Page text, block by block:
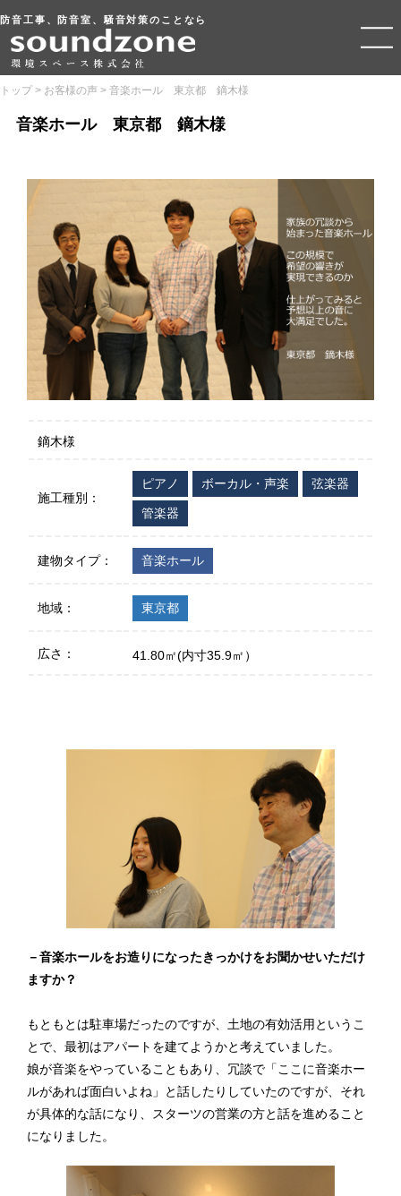
防音工事、防音室、騒音対策のことなら
トップ > お客様の声 > 音楽ホール 東京都 鏑木様
音楽ホール 東京都 鏑木様
鏑木様
施工種別：
ピアノ ボーカル・声楽 弦楽器
管楽器
建物タイプ： 音楽ホール
地域： 東京都
広さ： 41.80㎡(内寸35.9㎡）
－音楽ホールをお造りになったきっかけをお聞かせいただけ
ますか？
もともとは駐車場だったのですが、土地の有効活用というこ
とで、最初はアパートを建てようかと考えていました。
娘が音楽をやっていることもあり、冗談で「ここに音楽ホー
ルがあれば面白いよね」と話したりしていたのですが、それ
が具体的な話になり、スターツの営業の方と話を進めること
になりました。